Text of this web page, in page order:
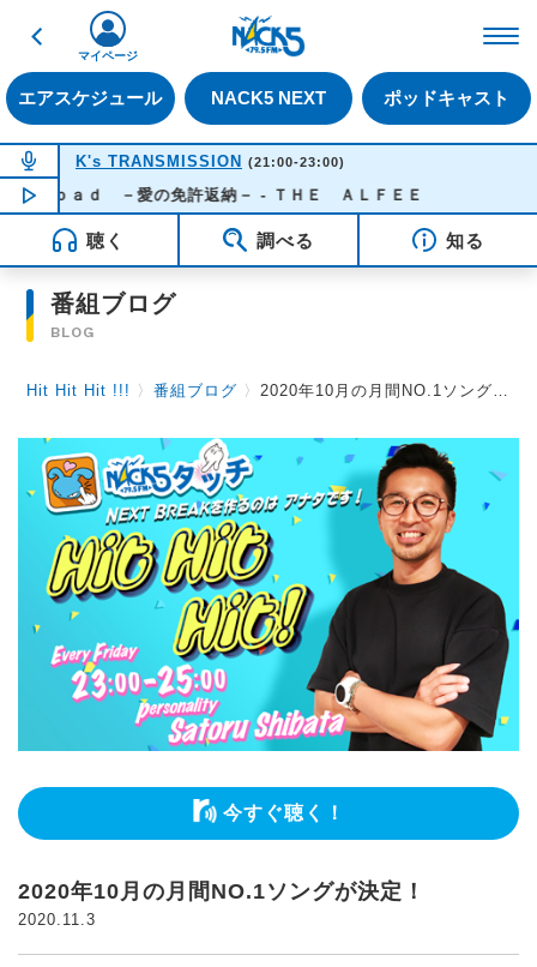
戻る
エアスケジュール NACK5 NEXT ポッドキャスト
マイページ
NOW ON AIR
K's TRANSMISSION (21:00-23:00)
NOW PLAYING21:30
ｒｏａｄ －愛の免許返納－ - ＴＨＥ ＡＬＦＥＥ
聴く 調べる 知る
番組ブログ
BLOG
Hit Hit Hit !!! 〉番組ブログ 〉2020年10月の月間NO.1ソングが決定！
今すぐ聴く！
2020年10月の月間NO.1ソングが決定！
2020.11.3